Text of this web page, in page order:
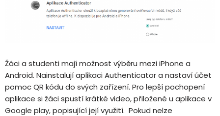
Žáci a studenti mají možnost výběru mezi iPhone a
Android. Nainstalují aplikaci Authenticator a nastaví účet
pomoc QR kódu do svých zařízení. Pro lepší pochopení
aplikace si žáci spustí krátké video, přiložené u aplikace v
Google play, popisující její využití. Pokud nelze